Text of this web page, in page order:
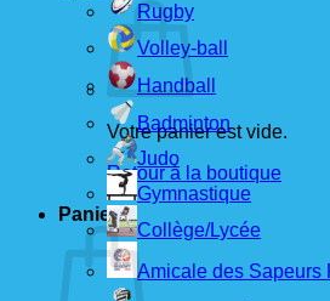
Votre panier est vide.
Retour à la boutique
Panier
Rugby
Volley-ball
Handball
Badminton
Judo
Gymnastique
Collège/Lycée
Amicale des Sapeurs